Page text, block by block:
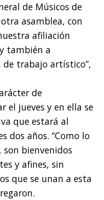
de Músicos de
asamblea, con
afiliación
también a
de trabajo artístico”,
de
el jueves y en ella se
que estará al
dos años. “Como lo
bienvenidos
y afines, sin
que se unan a esta